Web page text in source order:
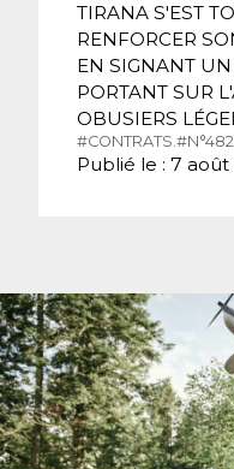
TIRANA S'EST
RENFORCER
EN SIGNANT
PORTANT SUR
OBUSIERS
#CONTRATS.
Publié le : 7 août